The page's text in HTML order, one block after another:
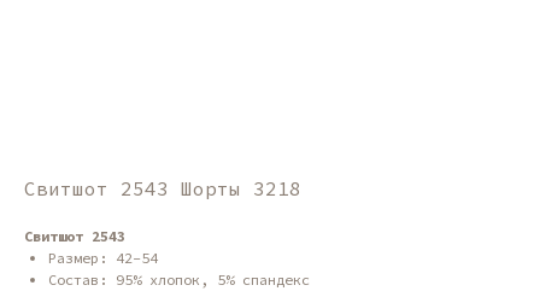
Свитшот 2543 Шорты 3218
Свитшот 2543
Размер: 42-54
Состав: 95% хлопок, 5% спандекс